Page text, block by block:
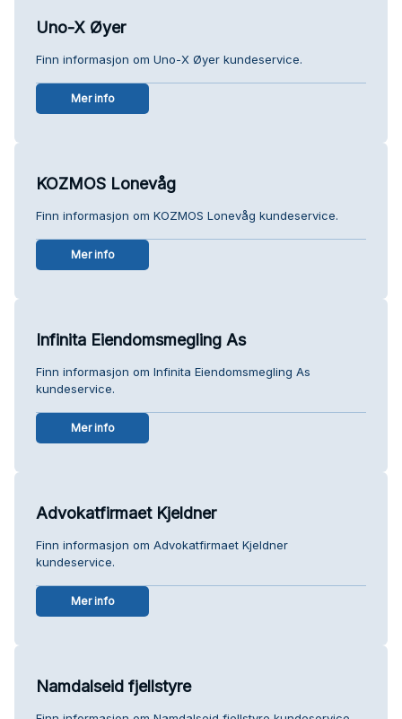
Uno-X Øyer
Finn informasjon om Uno-X Øyer kundeservice.
Mer info
KOZMOS Lonevåg
Finn informasjon om KOZMOS Lonevåg kundeservice.
Mer info
Infinita Eiendomsmegling As
Finn informasjon om Infinita Eiendomsmegling As
kundeservice.
Mer info
Advokatfirmaet Kjeldner
Finn informasjon om Advokatfirmaet Kjeldner
kundeservice.
Mer info
Namdalseid fjellstyre